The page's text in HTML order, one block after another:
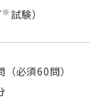
※ 試験）
（必須60問）